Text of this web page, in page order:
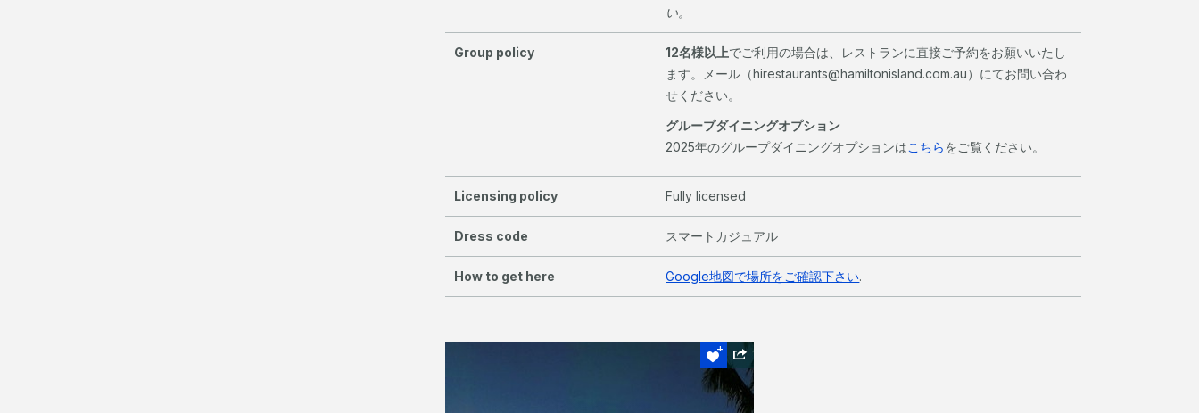
い。
Group policy 12名様以上でご利用の場合は、レストランに直接ご予約をお願いいたし
ます。メール（hirestaurants@hamiltonisland.com.au）にてお問い合わ
せください。
グループダイニングオプション
2025年のグループダイニングオプションはこちらをご覧ください。
Licensing policy Fully licensed
Dress code スマートカジュアル
How to get here Google地図で場所をご確認下さい.